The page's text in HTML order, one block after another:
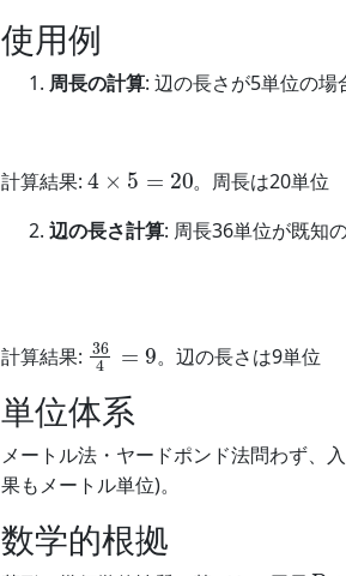
使用例
周長の計算: 辺の長さが5単位の
計算結果:
=
。周長は20単位
辺の長さ計算: 周長36単位が既知
計算結果:
36
。辺の長さは9単位
単位体系
メートル法・ヤードポンド法問わず、
果もメートル単位)。
数学的根拠
P